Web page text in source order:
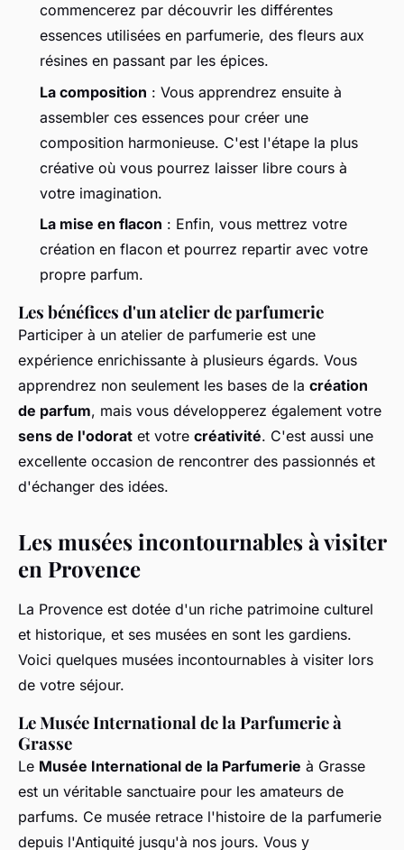
commencerez par découvrir les différentes
essences utilisées en parfumerie, des fleurs aux
résines en passant par les épices.
La composition : Vous apprendrez ensuite à
assembler ces essences pour créer une
composition harmonieuse. C'est l'étape la plus
créative où vous pourrez laisser libre cours à
votre imagination.
La mise en flacon : Enfin, vous mettrez votre
création en flacon et pourrez repartir avec votre
propre parfum.
Les bénéfices d'un atelier de parfumerie
Participer à un atelier de parfumerie est une
expérience enrichissante à plusieurs égards. Vous
apprendrez non seulement les bases de la création
de parfum, mais vous développerez également votre
sens de l'odorat et votre créativité. C'est aussi une
excellente occasion de rencontrer des passionnés et
d'échanger des idées.
Les musées incontournables à visiter
en Provence
La Provence est dotée d'un riche patrimoine culturel
et historique, et ses musées en sont les gardiens.
Voici quelques musées incontournables à visiter lors
de votre séjour.
Le Musée International de la Parfumerie à
Grasse
Le Musée International de la Parfumerie à Grasse
est un véritable sanctuaire pour les amateurs de
parfums. Ce musée retrace l'histoire de la parfumerie
depuis l'Antiquité jusqu'à nos jours. Vous y